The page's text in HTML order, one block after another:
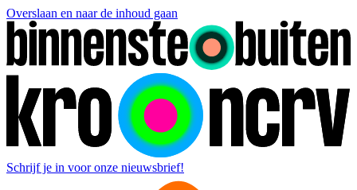
Overslaan en naar de inhoud gaan
Schrijf je in voor onze nieuwsbrief!